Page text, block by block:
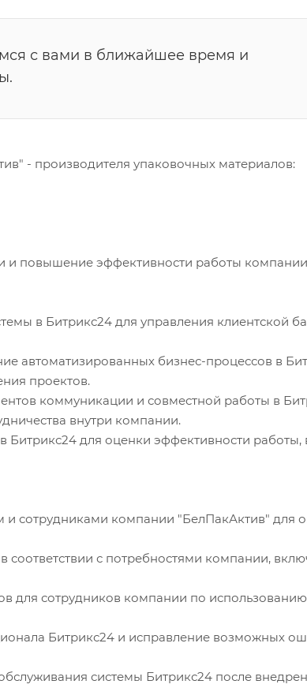
с вами в ближайшее время и
- производителя упаковочных материалов:
повышение эффективности работы
в Битрикс24 для управления клиентской
автоматизированных бизнес-процессов в
проектов.
коммуникации и совместной работы в
внутри компании.
Битрикс24 для оценки эффективности
и сотрудниками компании "БелПакАктив" для
соответствии с потребностями компании,
для сотрудников компании по
Битрикс24 и исправление возможных
системы Битрикс24 после